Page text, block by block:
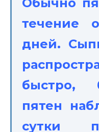
течение
дней.
быстро,
пятен
сутки